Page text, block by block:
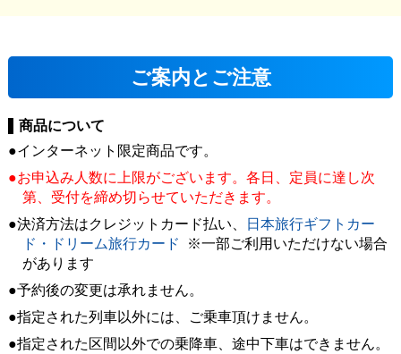
ご案内とご注意
商品について
インターネット限定商品です。
お申込み人数に上限がございます。各日、定員に達し次
第、受付を締め切らせていただきます。
決済方法はクレジットカード払い、
日本旅行ギフトカー
ド・ドリーム旅行カード
※一部ご利用いただけない場合
があります
予約後の変更は承れません。
指定された列車以外には、ご乗車頂けません。
指定された区間以外での乗降車、途中下車はできません。